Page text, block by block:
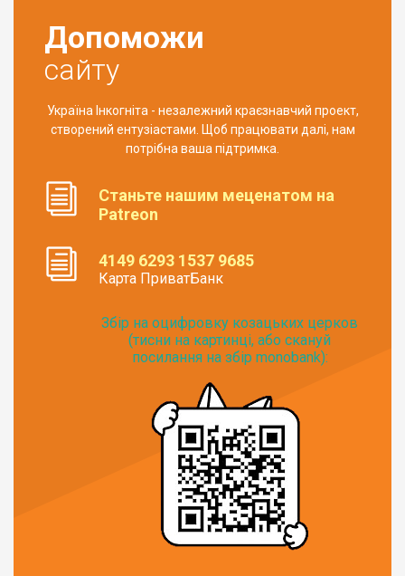
Допоможи
сайту
Україна Інкогніта - незалежний краєзнавчий проект,
створений ентузіастами. Щоб працювати далі, нам
потрібна ваша підтримка.
Станьте нашим меценатом на
Patreon
4149 6293 1537 9685
Карта ПриватБанк
Збір на оцифровку козацьких церков
(тисни на картинці, або скануй
посилання на збір monobank):